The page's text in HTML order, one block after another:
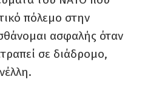
πόλεμο στην
ασφαλής όταν
σε διάδρομο,